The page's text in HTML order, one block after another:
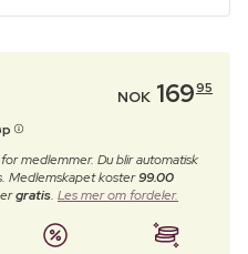
NOK 16995
medlemmer. Du blir automatisk
Medlemskapet koster99.00
gratis. Les mer om fordeler.